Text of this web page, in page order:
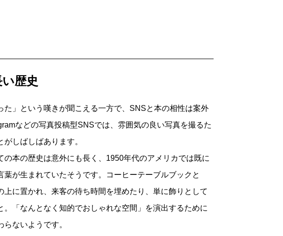
の美点がなくなることもあるのではないか」というのは
書いた人は今まで一人もいなかった。非常に新鮮でし
ころで「読書の習慣を」というスローガンは目にしまし
う運動もありました。でも難波さんは「良い本」「悪い
む人の「パフォーマンス」によって、「良い読書」と
ういう類の本にありがちな、啓蒙的な書き方をしていない
歴史
た」という嘆きが聞こえる一方で、SNSと本の相性は案外
などの写真投稿型SNSでは、雰囲気の良い写真を撮るた
しばしばあります。
本の歴史は意外にも長く、1950年代のアメリカでは既に
葉が生まれていたそうです。コーヒーテーブルブックと
に置かれ、来客の待ち時間を埋めたり、単に飾りとして
。「なんとなく知的でおしゃれな空間」を演出するために
ないようです。